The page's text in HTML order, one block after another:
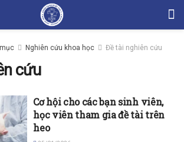
Nghiên cứu khoa học Đề tài nghiên cứu
cứu
Cơ hội cho các bạn sinh viên,
học viên tham gia đề tài trên
heo